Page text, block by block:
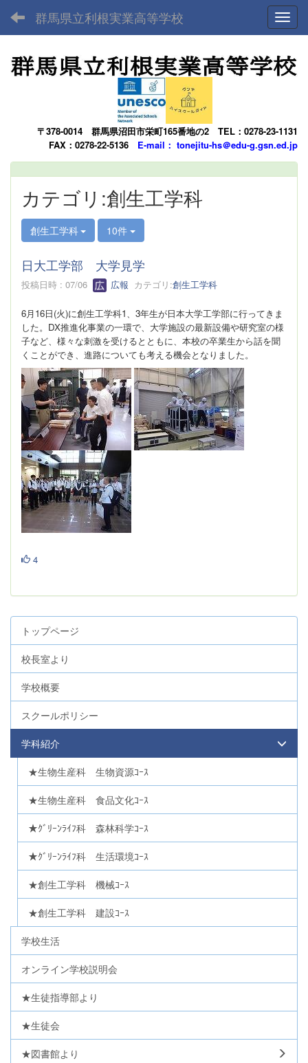
群馬県立利根実業高等学校
〒378-0014 群馬県沼田市栄町165番地の2 TEL：0278-23-1131
FAX：0278-22-5136 E-mail： tonejitu-hs＠edu-g.gsn.ed.jp
カテゴリ:創生工学科
創生工学科 10件
日大工学部 大学見学
投稿日時 : 07/06 広報 カテゴリ:創生工学科
6月16日(火)に創生工学科1、3年生が日本大学工学部に行ってきま
した。DX推進化事業の一環で、大学施設の最新設備や研究室の様
子など、様々な刺激を受けるとともに、本校の卒業生から話を聞
くことができ、進路についても考える機会となりました。
4
トップページ
校長室より
学校概要
スクールポリシー
学科紹介
★生物生産科 生物資源ｺｰｽ
★生物生産科 食品文化ｺｰｽ
★ｸﾞﾘｰﾝﾗｲﾌ科 森林科学ｺｰｽ
★ｸﾞﾘｰﾝﾗｲﾌ科 生活環境ｺｰｽ
★創生工学科 機械ｺｰｽ
★創生工学科 建設ｺｰｽ
学校生活
オンライン学校説明会
★生徒指導部より
★生徒会
★図書館より